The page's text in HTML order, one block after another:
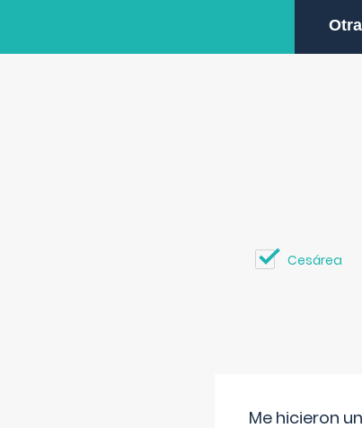
Cesárea
Me hicieron